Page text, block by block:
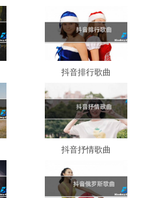
抖音排行歌曲
抖音抒情歌曲